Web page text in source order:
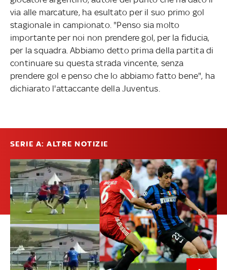
via alle marcature, ha esultato per il suo primo gol
stagionale in campionato. "Penso sia molto
importante per noi non prendere gol, per la fiducia,
per la squadra. Abbiamo detto prima della partita di
continuare su questa strada vincente, senza
prendere gol e penso che lo abbiamo fatto bene", ha
dichiarato l'attaccante della Juventus.
SERIE A: ALTRE NOTIZIE